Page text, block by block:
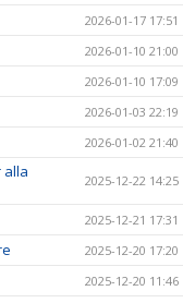
2026-01-17 17:51
2026-01-10 21:00
2026-01-10 17:09
2026-01-03 22:19
2026-01-02 21:40
alla
2025-12-22 14:25
2025-12-21 17:31
2025-12-20 17:20
2025-12-20 11:46